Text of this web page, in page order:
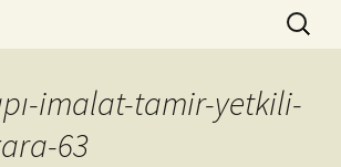
Arama:
imalat-tamir-yetkili-
63